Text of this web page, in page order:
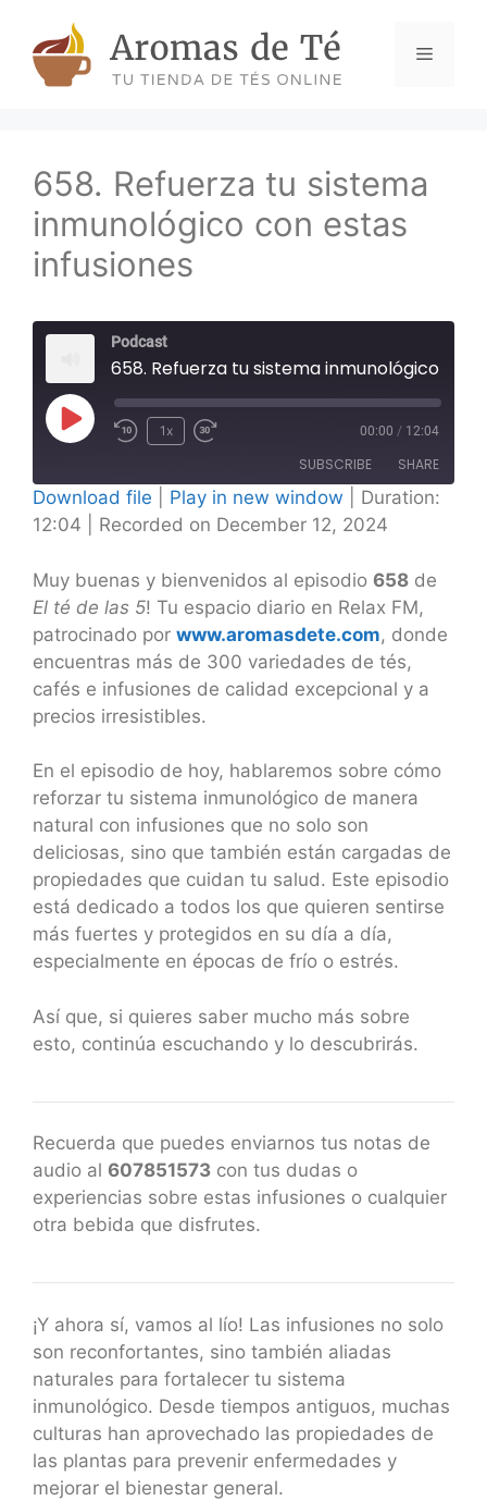
content
Menu
658. Refuerza tu sistema
inmunológico con estas
infusiones
Podcast
Play
1x 00:00 / 12:04
SUBSCRIBE SHARE
SHARE
LINK
EMBED
Download file Play in new window
Duration:
12:04
Recorded on December 12, 2024
Muy buenas y bienvenidos al episodio 658 de
El té de las 5! Tu espacio diario en Relax FM,
patrocinado por www.aromasdete.com, donde
encuentras más de 300 variedades de tés,
cafés e infusiones de calidad excepcional y a
precios irresistibles.
En el episodio de hoy, hablaremos sobre cómo
reforzar tu sistema inmunológico de manera
natural con infusiones que no solo son
deliciosas, sino que también están cargadas de
propiedades que cuidan tu salud. Este episodio
está dedicado a todos los que quieren sentirse
más fuertes y protegidos en su día a día,
especialmente en épocas de frío o estrés.
Así que, si quieres saber mucho más sobre
esto, continúa escuchando y lo descubrirás.
Recuerda que puedes enviarnos tus notas de
audio al 607851573 con tus dudas o
experiencias sobre estas infusiones o cualquier
otra bebida que disfrutes.
¡Y ahora sí, vamos al lío! Las infusiones no solo
son reconfortantes, sino también aliadas
naturales para fortalecer tu sistema
inmunológico. Desde tiempos antiguos, muchas
culturas han aprovechado las propiedades de
las plantas para prevenir enfermedades y
mejorar el bienestar general.